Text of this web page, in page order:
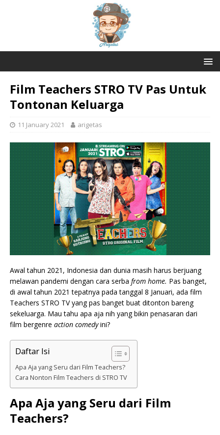
Film Teachers STRO TV Pas Untuk
Tontonan Keluarga
11 January 2021 arigetas
Awal tahun 2021, Indonesia dan dunia masih harus berjuang
melawan pandemi dengan cara serba from home. Pas banget,
di awal tahun 2021 tepatnya pada tanggal 8 Januari, ada film
Teachers STRO TV yang pas banget buat ditonton bareng
sekeluarga. Mau tahu apa aja nih yang bikin penasaran dari
film bergenre action comedyini?
Daftar Isi
Apa Aja yang Seru dari Film Teachers?
Cara Nonton Film Teachers di STRO TV
Apa Aja yang Seru dari Film
Teachers?